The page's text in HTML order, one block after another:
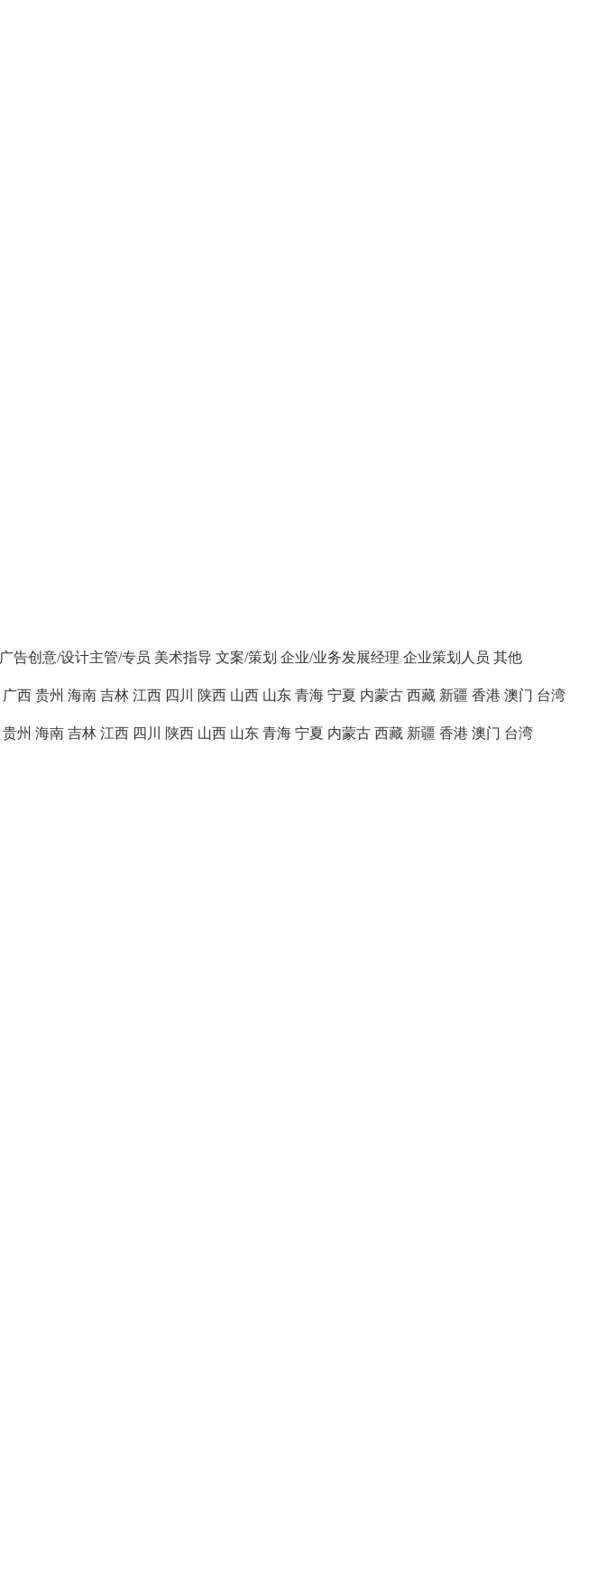
广告创意/设计主管/专员 美术指导 文案/策划 企业/业务发展经理 企业策划人员 其他
广西 贵州 海南 吉林 江西 四川 陕西 山西 山东 青海 宁夏 内蒙古 西藏 新疆 香港 澳门 台湾
贵州 海南 吉林 江西 四川 陕西 山西 山东 青海 宁夏 内蒙古 西藏 新疆 香港 澳门 台湾